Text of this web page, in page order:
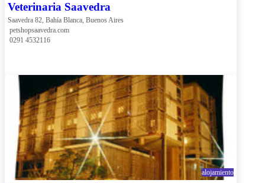
Veterinaria Saavedra
Saavedra 82, Bahía Blanca, Buenos Aires
petshopsaavedra.com
0291 4532116
alojamiento